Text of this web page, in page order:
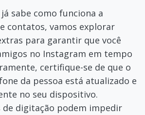
sabe como funciona a
contatos, vamos explorar
para garantir que você
no Instagram em tempo
certifique-se de que o
da pessoa está atualizado e
no seu dispositivo.
de digitação podem impedir